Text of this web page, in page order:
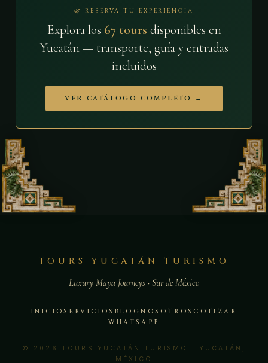
🌿 RESERVA TU EXPERIENCIA
Explora los 67 tours disponibles en
Yucatán — transporte, guía y entradas
incluidos
VER CATÁLOGO COMPLETO →
TOURS YUCATÁN TURISMO
Luxury Maya Journeys · Sur de México
INICIOSERVICIOS BLOGNOSOTROS COTIZAR
WHATSAPP
© 2026 TOURS YUCATÁN TURISMO · YUCATÁN,
MÉXICO